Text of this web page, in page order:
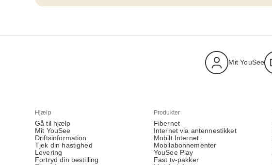
Mit YouSee
Hjælp
Gå til hjælp
Mit YouSee
Driftsinformation
Tjek din hastighed
Levering
Fortryd din bestilling
Produkter
Fibernet
Internet via antennestikket
Mobilt Internet
Mobilabonnementer
YouSee Play
Fast tv-pakker